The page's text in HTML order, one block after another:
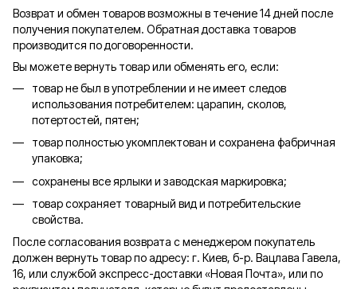
Возврат и обмен товаров возможны в течение 14 дней после
получения покупателем. Обратная доставка товаров
производится по договоренности.
Вы можете вернуть товар или обменять его, если:
товар не был в употреблении и не имеет следов
использования потребителем: царапин, сколов,
потертостей, пятен;
товар полностью укомплектован и сохранена фабричная
упаковка;
сохранены все ярлыки и заводская маркировка;
товар сохраняет товарный вид и потребительские
свойства.
После согласования возврата с менеджером покупатель
должен вернуть товар по адресу: г. Киев, б-р. Вацлава Гавела,
16, или службой экспресс-доставки «Новая Почта», или по